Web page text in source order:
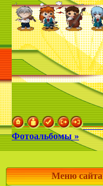
Фотоальбомы »
Меню сайта